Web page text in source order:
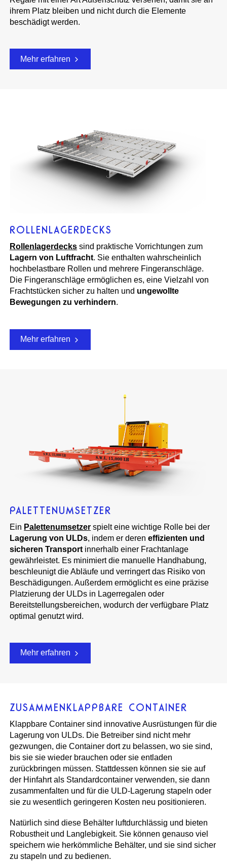
ihrem Platz bleiben und nicht durch die Elemente
beschädigt werden.
Mehr erfahren
ROLLENLAGERDECKS
Rollenlagerdecks sind praktische Vorrichtungen zum
Lagern von Luftfracht. Sie enthalten wahrscheinlich
hochbelastbare Rollen und mehrere Fingeranschläge.
Die Fingeranschläge ermöglichen es, eine Vielzahl von
Frachtstücken sicher zu halten und ungewollte
Bewegungen zu verhindern.
Mehr erfahren
PALETTENUMSETZER
Ein Palettenumsetzer spielt eine wichtige Rolle bei der
Lagerung von ULDs, indem er dereneffizienten und
sicheren Transport innerhalb einer Frachtanlage
gewährleistet. Es minimiert die manuelle Handhabung,
beschleunigt die Abläufe und verringert das Risiko von
Beschädigungen. Außerdem ermöglicht es eine präzise
Platzierung der ULDs in Lagerregalen oder
Bereitstellungsbereichen, wodurch der verfügbare Platz
optimal genutzt wird.
Mehr erfahren
ZUSAMMENKLAPPBARE CONTAINER
Klappbare Container sind innovative Ausrüstungen für die
Lagerung von ULDs. Die Betreiber sind nicht mehr
gezwungen, die Container dort zu belassen, wo sie sind,
bis sie sie wieder brauchen oder sie entladen
zurückbringen müssen. Stattdessen können sie sie auf
der Hinfahrt als Standardcontainer verwenden, sie dann
zusammenfalten und für die ULD-Lagerung stapeln oder
sie zu wesentlich geringeren Kosten neu positionieren.
Natürlich sind diese Behälter luftdurchlässig und bieten
Robustheit und Langlebigkeit. Sie können genauso viel
speichern wie herkömmliche Behälter, und sie sind sicher
zu stapeln und zu bedienen.